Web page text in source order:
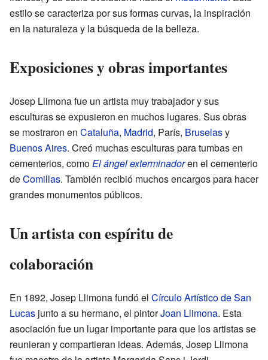
estilo se caracteriza por sus formas curvas, la inspiración
en la naturaleza y la búsqueda de la belleza.
Exposiciones y obras importantes
Josep Llimona fue un artista muy trabajador y sus
esculturas se expusieron en muchos lugares. Sus obras
se mostraron en Cataluña, Madrid, París, Bruselasy
Buenos Aires. Creó muchas esculturas para tumbas en
cementerios, comoEl ángel exterminadoren el cementerio
deComillas. También recibió muchos encargos para hacer
grandes monumentos públicos.
Un artista con espíritu de
colaboración
En 1892, Josep Llimona fundó el Círculo Artístico de San
Lucas junto a su hermano, el pintorJoan Llimona. Esta
asociación fue un lugar importante para que los artistas se
reunieran y compartieran ideas. Además, Josep Llimona